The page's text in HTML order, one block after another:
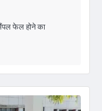
फेल होने का